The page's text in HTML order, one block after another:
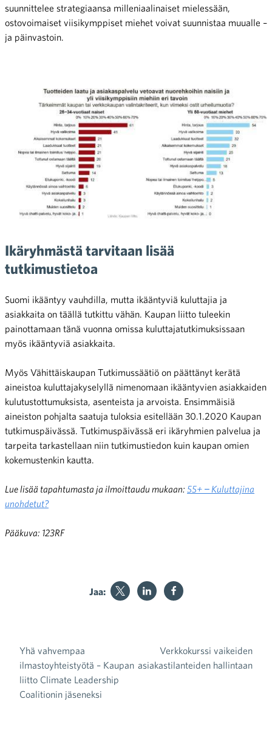
suunnittelee strategiaansa milleniaalinaiset mielessään,
ostovoimaiset viisikymppiset miehet voivat suunnistaa muualle –
ja päinvastoin.
Ikäryhmästä tarvitaan lisää
tutkimustietoa
Suomi ikääntyy vauhdilla, mutta ikääntyviä kuluttajia ja
asiakkaita on täällä tutkittu vähän. Kaupan liitto tuleekin
painottamaan tänä vuonna omissa kuluttajatutkimuksissaan
myös ikääntyviä asiakkaita.
Myös Vähittäiskaupan Tutkimussäätiö on päättänyt kerätä
aineistoa kuluttajakyselyllä nimenomaan ikääntyvien asiakkaiden
kulutustottumuksista, asenteista ja arvoista. Ensimmäisiä
aineiston pohjalta saatuja tuloksia esitellään 30.1.2020 Kaupan
tutkimuspäivässä. Tutkimuspäivässä eri ikäryhmien palvelua ja
tarpeita tarkastellaan niin tutkimustiedon kuin kaupan omien
kokemustenkin kautta.
Lue lisää tapahtumasta ja ilmoittaudu mukaan: 55+ − Kuluttajina
unohdetut?
Pääkuva: 123RF
Jaa:
Artikkelien selaus
Yhä vahvempaa
ilmastoyhteistyötä – Kaupan
liitto Climate Leadership
Coalitionin jäseneksi
Verkkokurssi vaikeiden
asiakastilanteiden hallintaan